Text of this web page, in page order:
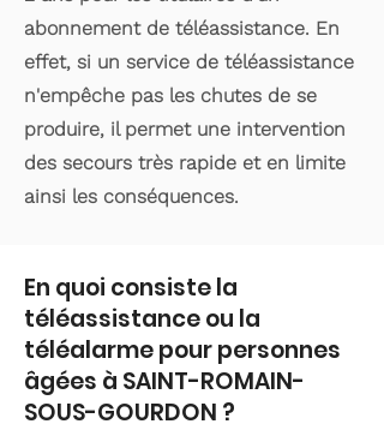
abonnement de téléassistance. En
effet, si un service de téléassistance
n'empêche pas les chutes de se
produire, il permet une intervention
des secours très rapide et en limite
ainsi les conséquences.
En quoi consiste la
téléassistance ou la
téléalarme pour personnes
âgées à SAINT-ROMAIN-
SOUS-GOURDON ?